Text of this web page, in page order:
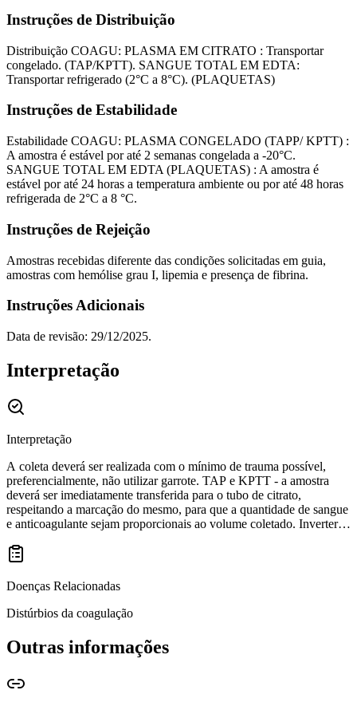
Instruções de Distribuição
Distribuição COAGU: PLASMA EM CITRATO : Transportar
congelado. (TAP/KPTT). SANGUE TOTAL EM EDTA:
Transportar refrigerado (2°C a 8°C). (PLAQUETAS)
Instruções de Estabilidade
Estabilidade COAGU: PLASMA CONGELADO (TAPP/ KPTT) :
A amostra é estável por até 2 semanas congelada a -20°C.
SANGUE TOTAL EM EDTA (PLAQUETAS) : A amostra é
estável por até 24 horas a temperatura ambiente ou por até 48 horas
refrigerada de 2°C a 8 °C.
Instruções de Rejeição
Amostras recebidas diferente das condições solicitadas em guia,
amostras com hemólise grau I, lipemia e presença de fibrina.
Instruções Adicionais
Data de revisão: 29/12/2025.
Interpretação
Interpretação
A coleta deverá ser realizada com o mínimo de trauma possível,
preferencialmente, não utilizar garrote. TAP e KPTT - a amostra
deverá ser imediatamente transferida para o tubo de citrato,
respeitando a marcação do mesmo, para que a quantidade de sangue
e anticoagulante sejam proporcionais ao volume coletado. Inverter
homogeneização, por 15 minutos a 3000 RPM. Em seguida separar
o plasma cuidadosamente em tubo de transporte. Repetir o processo
de centrifugação e transferir novamente o sobrenadante para um
tubo de transporte. Esse procedimento deve ser realizado para a
obtenção de um plasma pobre em plaquetas. As plaquetas interferem
no resultado do exame, pois podem aumentar o tempo de
coagulação. Após esse procedimento, congelar imediatamente o
plasma, e enviar dessa forma para o DB. É muito importante que o
pois dessa forma, ocorrerá interferência nos fatores e proteínas do
Doenças Relacionadas
Distúrbios da coagulação
Outras informações